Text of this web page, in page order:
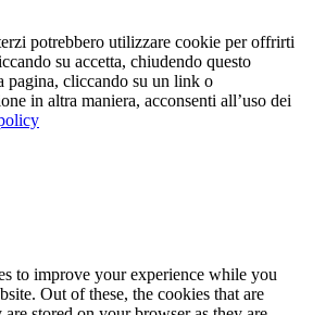
potrebbero utilizzare cookie per offrirti
su accetta, chiudendo questo
pagina, cliccando su un link o
in altra maniera, acconsenti all’uso dei
to improve your experience while you
Out of these, the cookies that are